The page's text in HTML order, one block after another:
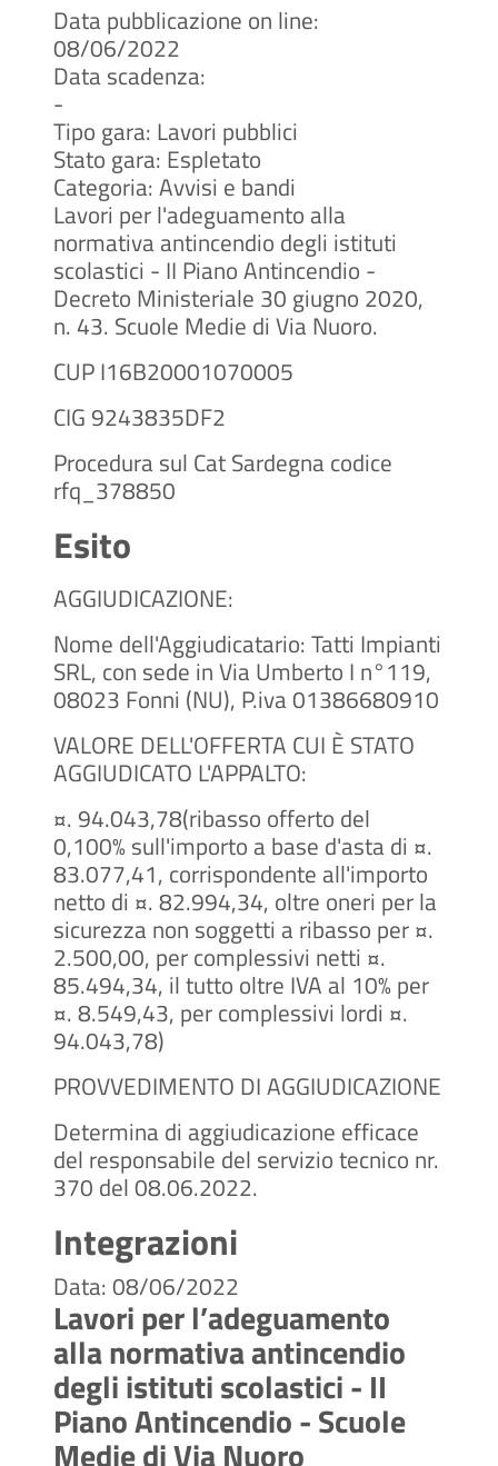
Data pubblicazione on line:
08/06/2022
Data scadenza:
-
Tipo gara: Lavori pubblici
Stato gara: Espletato
Categoria: Avvisi e bandi
Lavori per l'adeguamento alla
normativa antincendio degli istituti
scolastici - II Piano Antincendio -
Decreto Ministeriale 30 giugno 2020,
n. 43. Scuole Medie di Via Nuoro.
CUP I16B20001070005
CIG 9243835DF2
Procedura sul Cat Sardegna codice
rfq_378850
Esito
AGGIUDICAZIONE:
Nome dell'Aggiudicatario: Tatti Impianti
SRL, con sede in Via Umberto I n°119,
08023 Fonni (NU), P.iva 01386680910
VALORE DELL'OFFERTA CUI È STATO
AGGIUDICATO L'APPALTO:
¤. 94.043,78(ribasso offerto del
0,100% sull'importo a base d'asta di ¤.
83.077,41, corrispondente all'importo
netto di ¤. 82.994,34, oltre oneri per la
sicurezza non soggetti a ribasso per ¤.
2.500,00, per complessivi netti ¤.
85.494,34, il tutto oltre IVA al 10% per
¤. 8.549,43, per complessivi lordi ¤.
94.043,78)
PROVVEDIMENTO DI AGGIUDICAZIONE
Determina di aggiudicazione efficace
del responsabile del servizio tecnico nr.
370 del 08.06.2022.
Integrazioni
Data: 08/06/2022
Lavori per l’adeguamento
alla normativa antincendio
degli istituti scolastici - II
Piano Antincendio - Scuole
Medie di Via Nuoro